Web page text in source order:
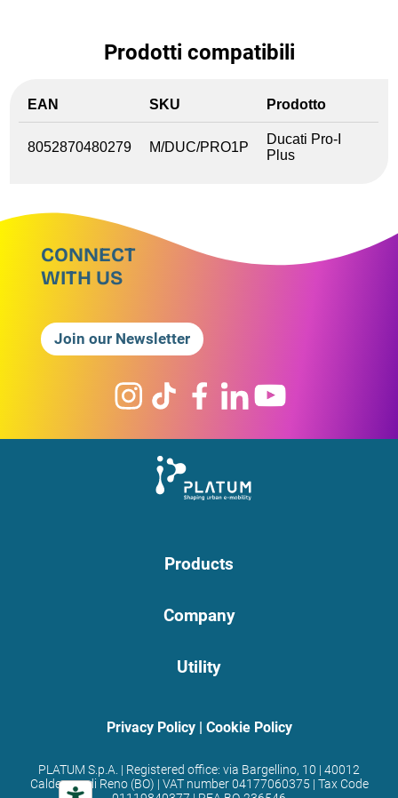
Prodotti compatibili
EAN SKU Prodotto
8052870480279 M/DUC/PRO1P
Ducati Pro-I
Plus
CONNECT
WITH US
Join our Newsletter
Products
Company
Utility
Privacy Policy| Cookie Policy
PLATUM S.p.A. | Registered office: via Bargellino, 10 | 40012
Calderara di Reno (BO) | VAT number 04177060375 | Tax Code